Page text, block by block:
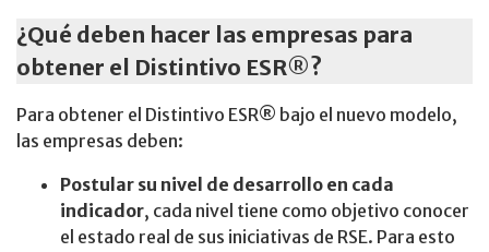
¿Qué deben hacer las empresas para
obtener el Distintivo ESR®?
Para obtener el Distintivo ESR® bajo el nuevo modelo,
las empresas deben:
Postular su nivel de desarrollo en cada
indicador, cada nivel tiene como objetivo conocer
el estado real de sus iniciativas de RSE. Para esto